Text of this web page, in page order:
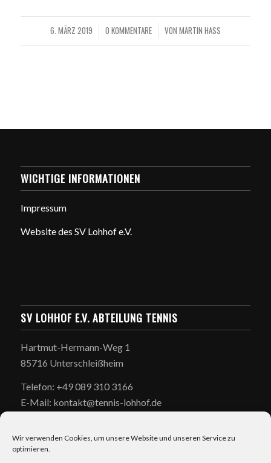
Wir verwenden Cookies, um unsere Website und unseren Service zu
optimieren.
6. MÄRZ 2019
/ 0 KOMMENTARE
/ VON MARTIN HASS
WICHTIGE INFORMATIONEN
Impressum
Website des SV Lohhof e.V.
SV LOHHOF E.V. ABTEILUNG TENNIS
Hartmut-Hermann-Weg 1
85716 Unterschleißheim
Telefon: +49 089 310 3166
E-Mail: kontakt@tennis-lohhof.de